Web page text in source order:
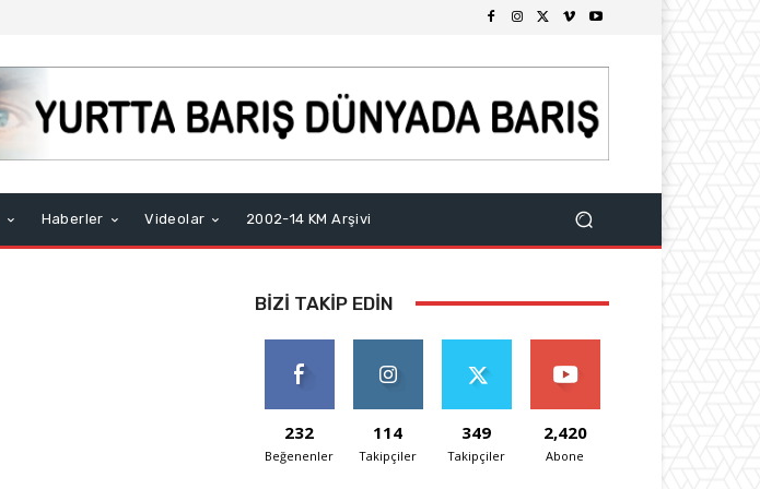
Haberler Videolar 2002-14 KM Arşivi
BIZI TAKIP EDIN
232
Beğenenler
114
Takipçiler
349
Takipçiler
2,420
Abone